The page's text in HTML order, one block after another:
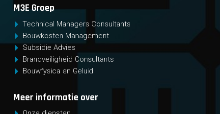
M3E Groep
Technical Managers Consultants
Bouwkosten Management
Subsidie Advies
Brandveiligheid Consultants
Bouwfysica en Geluid
Meer informatie over